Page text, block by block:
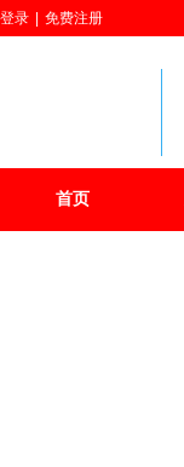
登录 免费注册
首页